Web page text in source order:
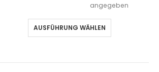
angegeben
AUSFÜHRUNG WÄHLEN